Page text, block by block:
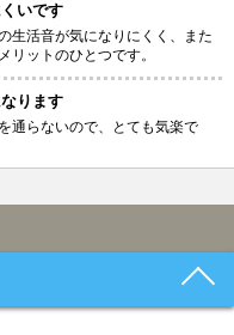
いです
生活音が気になりにくく、また
リットのひとつです。
ります
通らないので、とても気楽で